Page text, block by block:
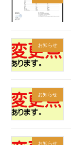
お知らせ
お知らせ
お知らせ